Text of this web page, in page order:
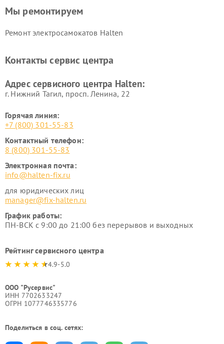
Мы ремонтируем
Ремонт электросамокатов Halten
Контакты сервис центра
Адрес сервисного центра Halten:
г. Нижний Тагил, просп. Ленина, 22
Горячая линия:
+7 (800) 301-55-83
Контактный телефон:
8 (800) 301-55-83
Электронная почта:
info@halten-fix.ru
для юридических лиц
manager@fix-halten.ru
График работы:
ПН-ВСК с 9:00 до 21:00 без перерывов и выходных
Рейтинг сервисного центра
4.9-5.0
ООО "Русервис"
ИНН 7702633247
ОГРН 1077746335776
Поделиться в соц. сетях: